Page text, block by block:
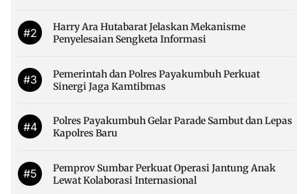
#2
Harry Ara Hutabarat Jelaskan Mekanisme
Penyelesaian Sengketa Informasi
#3
Pemerintah dan Polres Payakumbuh Perkuat
Sinergi Jaga Kamtibmas
#4
Polres Payakumbuh Gelar Parade Sambut dan Lepas
Kapolres Baru
#5
Pemprov Sumbar Perkuat Operasi Jantung Anak
Lewat Kolaborasi Internasional